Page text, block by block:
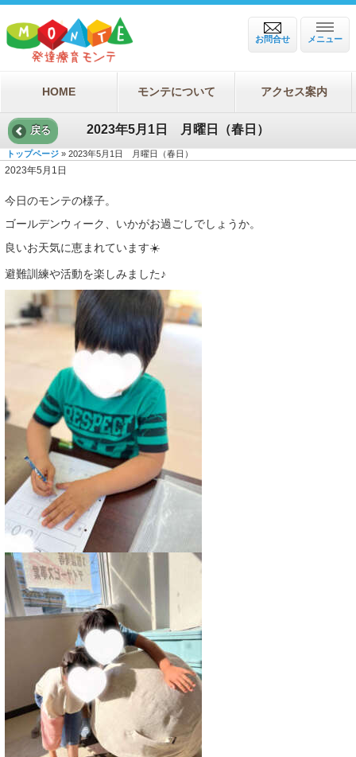
メニュー
お問合せ
HOME モンテについて アクセス案内
戻る 2023年5月1日 月曜日（春日）
トップページ » 2023年5月1日 月曜日（春日）
2023年5月1日
今日のモンテの様子。
ゴールデンウィーク、いかがお過ごしでしょうか。
良いお天気に恵まれています☀️
避難訓練や活動を楽しみました♪